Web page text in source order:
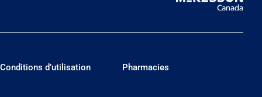
Conditions d’utilisation Pharmacies